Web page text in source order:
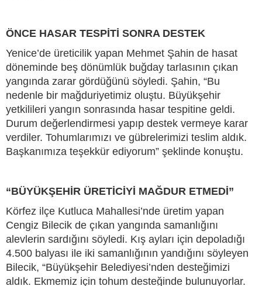
ÖNCE HASAR TESPİTİ SONRA DESTEK
Yenice’de üreticilik yapan Mehmet Şahin de hasat
döneminde beş dönümlük buğday tarlasının çıkan
yangında zarar gördüğünü söyledi. Şahin, “Bu
nedenle bir mağduriyetimiz oluştu. Büyükşehir
yetkilileri yangın sonrasında hasar tespitine geldi.
Durum değerlendirmesi yapıp destek vermeye karar
verdiler. Tohumlarımızı ve gübrelerimizi teslim aldık.
Başkanımıza teşekkür ediyorum” şeklinde konuştu.
“BÜYÜKŞEHİR ÜRETİCİYİ MAĞDUR ETMEDİ”
Körfez ilçe Kutluca Mahallesi’nde üretim yapan
Cengiz Bilecik de çıkan yangında samanlığını
alevlerin sardığını söyledi. Kış ayları için depoladığı
4.500 balyası ile iki samanlığının yandığını söyleyen
Bilecik, “Büyükşehir Belediyesi’nden desteğimizi
aldık. Ekmemiz için tohum desteğinde bulunuyorlar.